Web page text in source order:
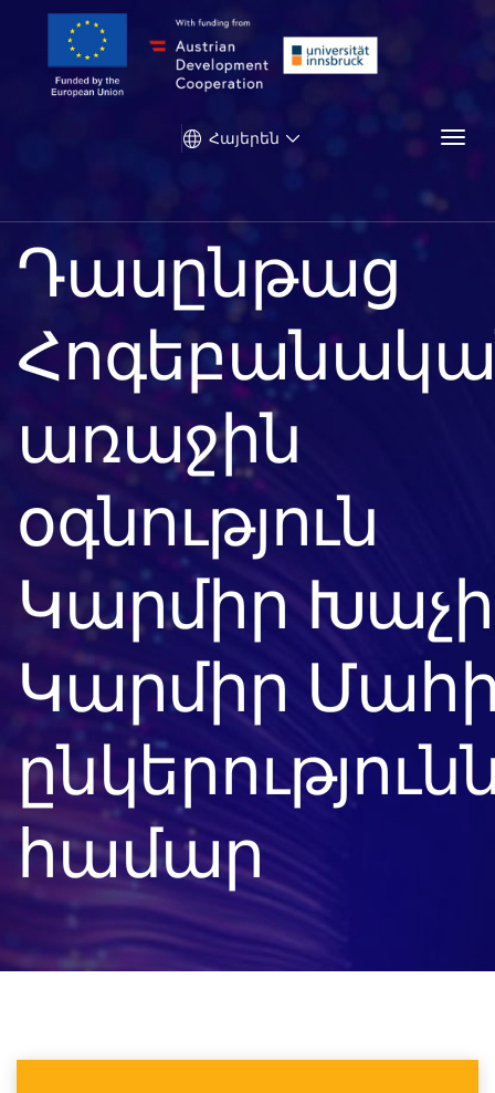
Հայերեն
Դասընթաց
առաջին
օգնություն
Կարմիր Խաչի
Կարմիր
համար